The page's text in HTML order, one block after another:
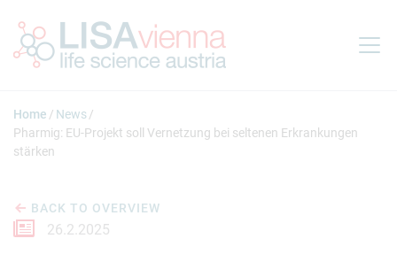
Home
News
Pharmig: EU-Projekt soll Vernetzung bei seltenen Erkrankungen
stärken
BACK TO OVERVIEW
26.2.2025